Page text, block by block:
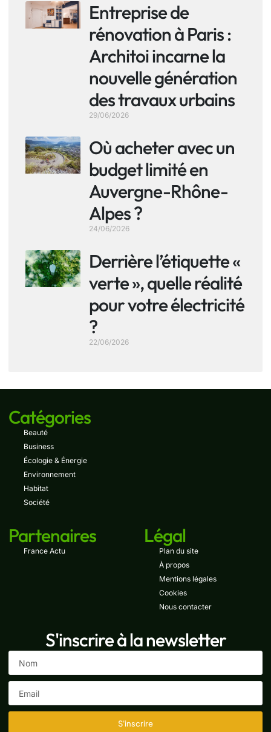
Entreprise de
rénovation à Paris :
Architoi incarne la
nouvelle génération
des travaux urbains
29/06/2026
Où acheter avec un
budget limité en
Auvergne-Rhône-
Alpes ?
24/06/2026
Derrière l’étiquette «
verte », quelle réalité
pour votre électricité
?
22/06/2026
Catégories
Beauté
Business
Écologie & Énergie
Environnement
Habitat
Société
Partenaires
France Actu
Légal
Plan du site
À propos
Mentions légales
Cookies
Nous contacter
S'inscrire à la newsletter
S'inscrire